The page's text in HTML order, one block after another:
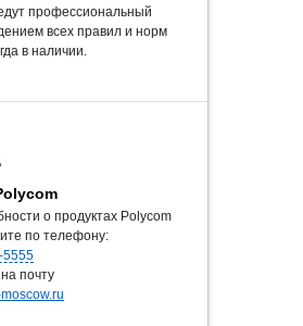
профессиональный
всех правил и норм
в наличии.
о продуктах Polycom
по телефону:
5555
почту